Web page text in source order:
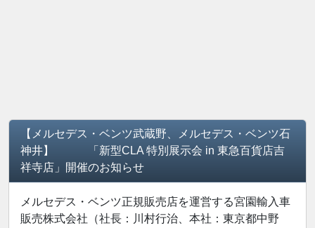
【メルセデス・ベンツ武蔵野、メルセデス・ベンツ石
神井】 「新型CLA 特別展示会 in 東急百貨店吉
祥寺店」開催のお知らせ
メルセデス・ベンツ正規販売店を運営する宮園輸入車
販売株式会社（社長：川村行治、本社：東京都中野